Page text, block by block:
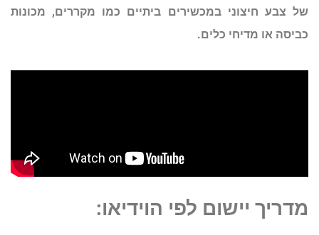
של צבע חיצוני במכשירים ביתיים כמו מקררים, מכונות
כביסה או מדיחי כלים.
מדריך יישום לפי הוידיאו: